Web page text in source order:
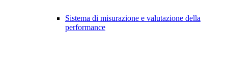
Sistema di misurazione e valutazione della
performance